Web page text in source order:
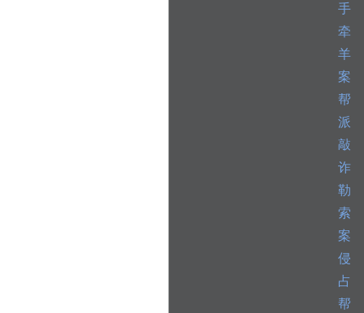
手
牵
羊
案
帮
派
敲
诈
勒
索
案
侵
占
帮